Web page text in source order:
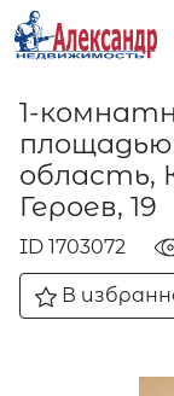
1-
область,
Героев, 19
ID 1703072
В